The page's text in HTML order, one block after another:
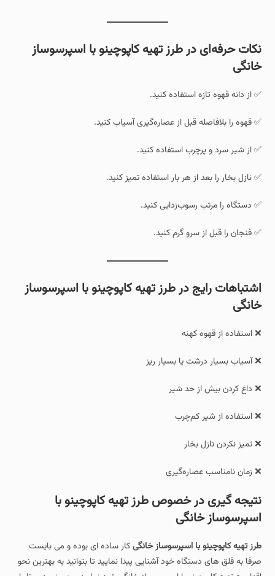
نکات حرفه‌ای در طرز تهیه کاپوچینو با اسپرسوساز
خانگی
✅ از دانه قهوه تازه استفاده کنید.
✅ قهوه را بلافاصله قبل از عصاره‌گیری آسیاب کنید.
✅ از شیر سرد و پرچرب استفاده کنید.
✅ نازل بخار را بعد از هر بار استفاده تمیز کنید.
✅ دستگاه را مرتب رسوب‌زدایی کنید.
✅ فنجان را قبل از سرو گرم کنید.
اشتباهات رایج در طرز تهیه کاپوچینو با اسپرسوساز
خانگی
❌ استفاده از قهوه کهنه
❌ آسیاب بسیار درشت یا بسیار ریز
❌ داغ کردن بیش از حد شیر
❌ استفاده از شیر کم‌چرب
❌ تمیز نکردن نازل بخار
❌ زمان نامناسب عصاره‌گیری
نتیجه‌ گیری در خصوص طرز تهیه کاپوچینو با
اسپرسوساز خانگی
طرز تهیه کاپوچینو با اسپرسوساز خانگیکار ساده ای بوده و می بایست
صرفا به قلق های دستگاه خود آشنایی پیدا نمایید تا بتوانید به بهترین نحو